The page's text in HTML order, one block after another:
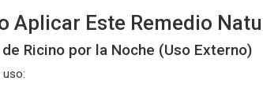
Aplicar Este Remedio
Ricino por la Noche (Uso Externo)
uso: